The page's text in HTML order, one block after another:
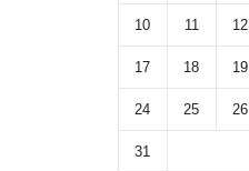
10 11 12
17 18 19
24 25 26
31